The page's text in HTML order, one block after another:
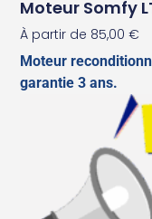
Moteur Somfy
À partir de 85,00€
Moteur
garantie 3 ans.